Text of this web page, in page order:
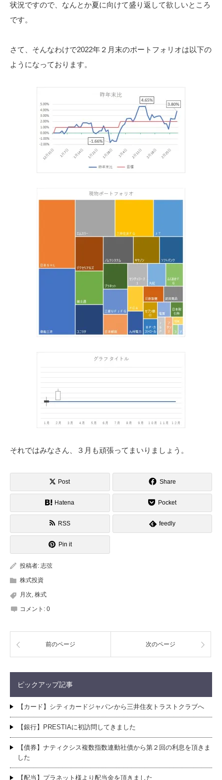
状況ですので、なんとか夏に向けて盛り返して欲しいところ
です。
さて、そんなわけで2022年２月末のポートフォリオは以下の
ようになっております。
それではみなさん、３月も頑張ってまいりましょう。
Post Share
Hatena Pocket
RSS feedly
Pin it
投稿者: 志弦
株式投資
月次, 株式
コメント: 0
前のページ 次のページ
ピックアップ記事
【カード】シティカードジャパンから三井住友トラストクラブへ
【銀行】PRESTIAに初訪問してきました
【債券】ナティクシス複数指数連動社債から第２回の利息を頂きま
した
【配当】プラネット様より配当金を頂きました